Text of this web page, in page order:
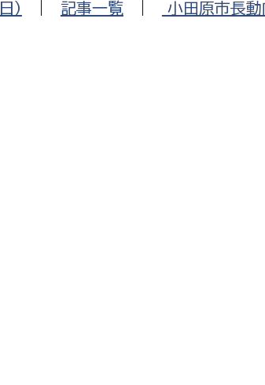
） 記事一覧| 小田原市長動